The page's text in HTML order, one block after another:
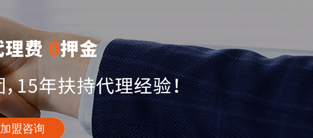
加盟咨询